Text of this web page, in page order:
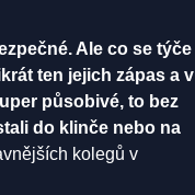
Ale co se týče
ten jejich zápas a v
působivé, to bez
do klinče nebo na
kolegů v